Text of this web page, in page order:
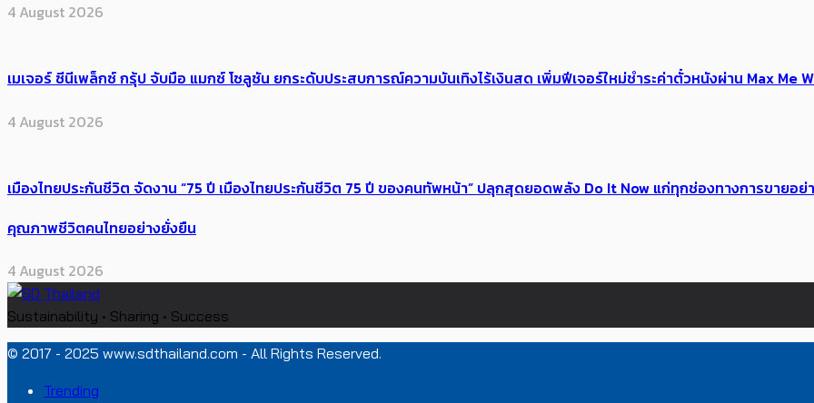
4 August 2026
เมเจอร์ ซีนีเพล็กซ์ กรุ้ป จับมือ แมกซ์ โซลูชัน ยกระดับประสบการณ์ความบันเทิงไร้เงินสด เพิ่มฟีเจอร์ใหม่ชำระค่าตั๋วหนังผ่าน Max
4 August 2026
เมืองไทยประกันชีวิต จัดงาน “75 ปี เมืองไทยประกันชีวิต 75 ปี ของคนทัพหน้า” ปลุกสุดยอดพลัง Do It Now แก่ทุกช่องทางการขาย
คุณภาพชีวิตคนไทยอย่างยั่งยืน
4 August 2026
Sustainability • Sharing • Success
© 2017 - 2025 www.sdthailand.com - All Rights Reserved.
Trending